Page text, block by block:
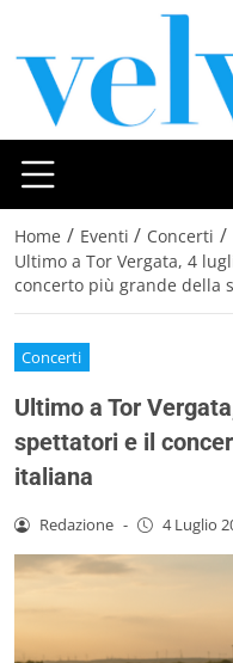
Home / Eventi / Concerti /
Ultimo a Tor Vergata, 4
concerto più grande della
Concerti
Ultimo a Tor
spettatori e il
italiana
Redazione - 4 Luglio